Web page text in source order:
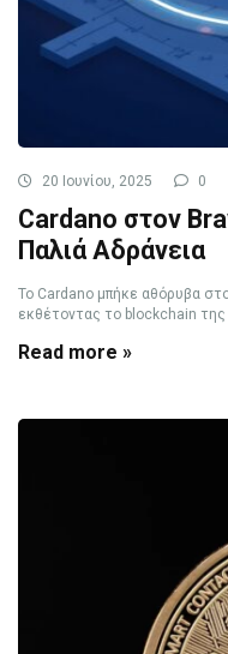
20 Ιουνίου, 2025 0
Cardano στον
Παλιά Αδράνεια
Το Cardano μπήκε αθόρυβα
εκθέτοντας το blockchain
Read more »